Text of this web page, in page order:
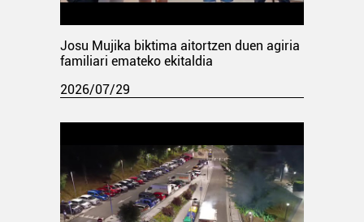
Josu Mujika biktima aitortzen duen agiria
familiari emateko ekitaldia
2026/07/29